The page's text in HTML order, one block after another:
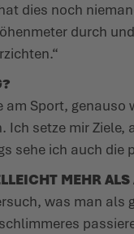
dies noch
durch
am Sport,
setze mir
sehe ich auch
MEHR ALS
was man